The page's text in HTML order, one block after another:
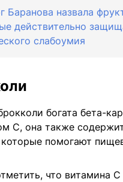
Баранова назвала
действительно
слабоумия
богата бета-
С, она также
которые помогают
что витамина